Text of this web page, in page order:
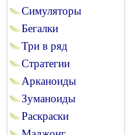
Симуляторы
Бегалки
Три в ряд
Стратегии
Арканоиды
Зуманоиды
Раскраски